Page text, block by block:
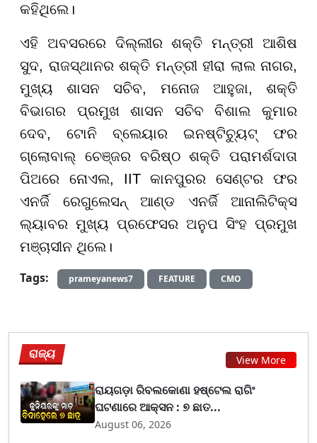
କହିଥିଲେ।
ଏହି ଅବସରରେ ଦିଲ୍ଲୀର ଶକ୍ତି ମନ୍ତ୍ରୀ ଆଶିଷ
ସୁଦ, ରାଜସ୍ଥାନର ଶକ୍ତି ମନ୍ତ୍ରୀ ହୀରା ଲାଲ ନାଗର,
ମୁଖ୍ୟ ଶାସନ ସଚିବ, ମନୋଜ ଆହୁଜା, ଶକ୍ତି
ବିଭାଗର ପ୍ରମୁଖ ଶାସନ ସଚିବ ବିଶାଲ କୁମାର
ଦେବ, ଟୋନି ବ୍ଲେୟାର ଇନଷ୍ଟିଚ୍ୟୁଟ୍ ଫର
ଗ୍ଲୋବାଲ୍ ଚେଞ୍ଜର ବରିଷ୍ଠ ଶକ୍ତି ପରାମର୍ଶଦାତା
ପିଅରେ ନୋଏଲ, IIT କାନପୁରର ସେଣ୍ଟର ଫର
ଏନର୍ଜି ରେଗୁଲେସନ୍ ଆଣ୍ଡ ଏନର୍ଜି ଆନାଲିଟିକ୍ସ
ଲ୍ୟାବର ମୁଖ୍ୟ ପ୍ରଫେସର ଅନୁପ ସିଂହ ପ୍ରମୁଖ
ମଞ୍ଚାସୀନ ଥିଲେ।
Tags:
prameyanews7 FEATURE CMO
ରାଜ୍ୟ View More
ରାୟଗଡ଼ା ରିବଲକୋଣା ହଷ୍ଟେଲ ରାଗିଂ
ଘଟଣାରେ ଆକ୍ସନ : ୭ ଛାତ...
August 06, 2026